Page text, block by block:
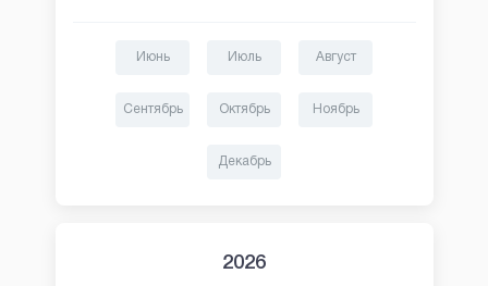
Июнь Июль Август
Сентябрь Октябрь Ноябрь
Декабрь
2026